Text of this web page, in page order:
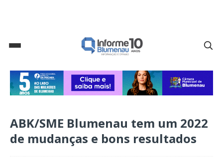
ABK/SME Blumenau tem um 2022
de mudanças e bons resultados